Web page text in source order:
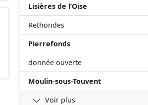
Lisières de l’Oise
Rethondes
Pierrefonds
donnée ouverte
Moulin-sous-Touvent
Voir plus